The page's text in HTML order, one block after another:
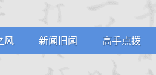
风 新闻旧闻 高手点拨